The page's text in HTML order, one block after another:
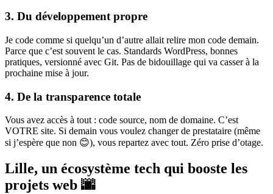
3. Du développement propre
Je code comme si quelqu’un d’autre allait relire mon code demain.
Parce que c’est souvent le cas. Standards WordPress, bonnes
pratiques, versionné avec Git. Pas de bidouillage qui va casser à la
prochaine mise à jour.
4. De la transparence totale
Vous avez accès à tout : code source, nom de domaine. C’est
VOTRE site. Si demain vous voulez changer de prestataire (même
si j’espère que non 😊), vous repartez avec tout. Zéro prise d’otage.
Lille, un écosystème tech qui booste les
projets web 🌆